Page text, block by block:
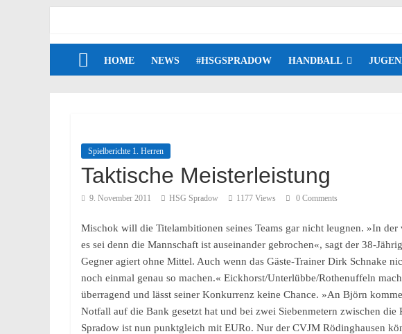
HOME NEWS #HSGSPRADOW HANDBALL
Spielberichte 1. Herren
Taktische Meisterleistung
9. November 2011 HSG Spradow 1177 Views 0 Comments
Mischok will die Titelambitionen seines Teams gar nicht leugnen. »In
es sei denn die Mannschaft ist auseinander gebrochen«, sagt der 38-
Gegner agiert ohne Mittel. Auch wenn das Gäste-Trainer Dirk Schnake
noch einmal genau so machen.« Eickhorst/Unterlübbe/Rothenuffeln
überragend und lässt seiner Konkurrenz keine Chance. »An Björn
Notfall auf die Bank gesetzt hat und bei zwei Siebenmetern zwischen
Spradow ist nun punktgleich mit EURo. Nur der CVJM Rödinghausen